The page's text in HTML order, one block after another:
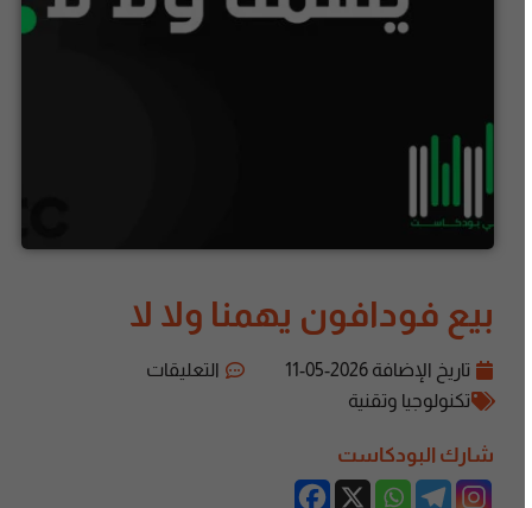
بيع فودافون يهمنا ولا لا
تاريخ الإضافة2026-05-11
التعليقات
تكنولوجيا وتقنية
شارك البودكاست